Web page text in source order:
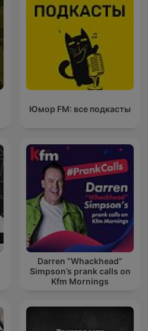
Юмор FM: все подкасты
Darren “Whackhead”
Simpson’s prank calls on
Kfm Mornings